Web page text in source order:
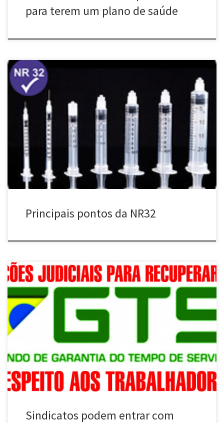
para terem um plano de saúde
A NR 32 tem por finalidade estabelecer as diretrizes básicas para a
implementação de medidas de proteção à segurança e à saúde
dos trabalhadores dos serviços de saúde, bem como daqueles
que exercem atividades de promoção e assistência à saúde em
geral. Para fins de aplicação desta NR entende-se por […]
Principais pontos da NR32
Os Departamentos Jurídicos dos sindicatos devem ingressar com
ações na Justiça pela correção dos saldos nas contas de Fundo de
Garantia por Tempo de Serviço (FGTS), que teve sua correção
alterada desde 1999, prejudicando seriamente os trabalhadores.
Levantamentos realizados pela Força Sindical apontam que os
trabalhadores tiveram um prejuízo de […]
Sindicatos podem entrar com